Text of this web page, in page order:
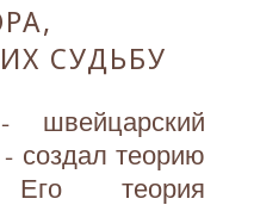
СУДЬБУ
создал теорию
Его теория